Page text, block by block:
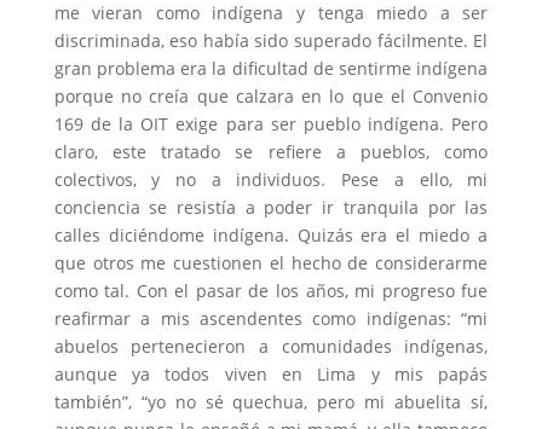
me vieran como indígena y tenga miedo a ser
discriminada, eso había sido superado fácilmente. El
gran problema era la dificultad de sentirme indígena
porque no creía que calzara en lo que el Convenio
169 de la OIT exige para ser pueblo indígena. Pero
claro, este tratado se refiere a pueblos, como
colectivos, y no a individuos. Pese a ello, mi
conciencia se resistía a poder ir tranquila por las
calles diciéndome indígena. Quizás era el miedo a
que otros me cuestionen el hecho de considerarme
como tal. Con el pasar de los años, mi progreso fue
reafirmar a mis ascendentes como indígenas: “mi
abuelos pertenecieron a comunidades indígenas,
aunque ya todos viven en Lima y mis papás
también”, “yo no sé quechua, pero mi abuelita sí,